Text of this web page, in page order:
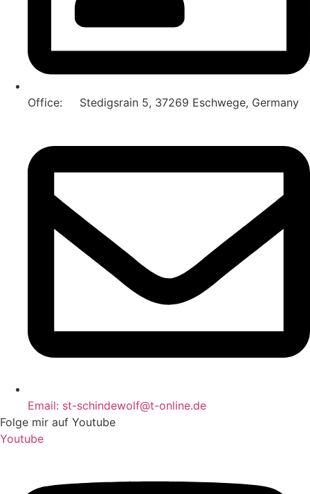
Office: Stedigsrain 5, 37269 Eschwege, Germany
Email: st-schindewolf@t-online.de
Folge mir auf Youtube
Youtube